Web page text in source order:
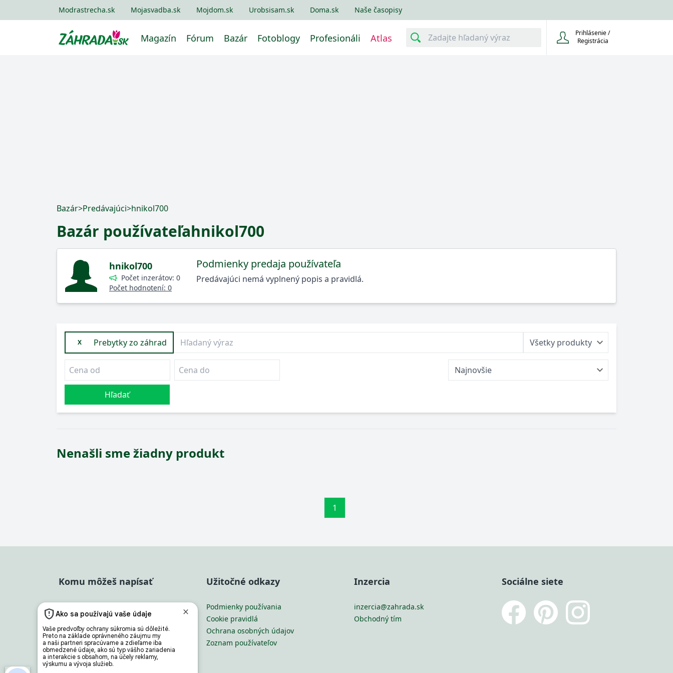
Modrastrecha.sk Mojasvadba.sk Mojdom.sk Urobsisam.sk Doma.sk Naše časopisy
Magazín Fórum Bazár Fotoblogy Profesionáli Atlas
Prihlásenie /
Registrácia
Bazár>Predávajúci>hnikol700
Bazár používateľahnikol700
hnikol700
Počet inzerátov: 0
Počet hodnotení: 0
Podmienky predaja používateľa
Predávajúci nemá vyplnený popis a pravidlá.
X Prebytky zo záhrad
Hľadať
Nenašli sme žiadny produkt
1
Komu môžeš napísať
Nahlás chybu
Mám otázku na admina
Užitočné odkazy
Podmienky používania
Cookie pravidlá
Ochrana osobných údajov
Zoznam používateľov
Inzercia
inzercia@zahrada.sk
Obchodný tím
Sociálne siete